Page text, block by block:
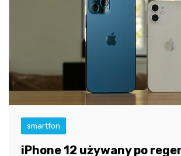
smartfon
iPhone 12 używany po